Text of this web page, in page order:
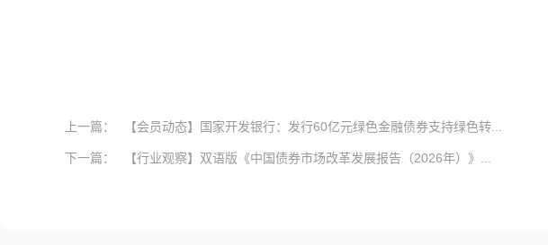
上一篇： 【会员动态】国家开发银行：发行60亿元绿色金融债券支持绿色转...
下一篇： 【行业观察】双语版《中国债券市场改革发展报告（2026年）》...